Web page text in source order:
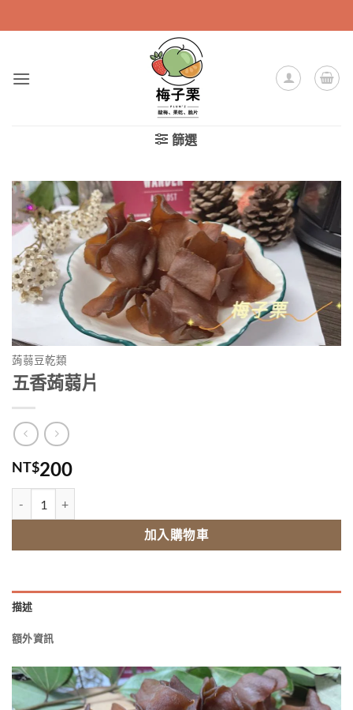
to
篩選
蒟蒻豆乾類
五香蒟蒻片
NT$200
加入購物車
描述
額外資訊